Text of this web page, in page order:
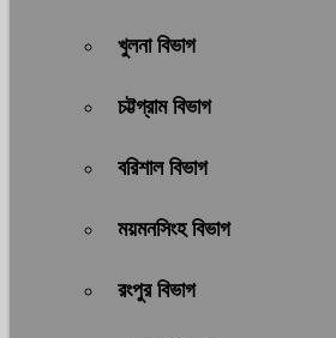
খুলনা বিভাগ
চট্টগ্রাম বিভাগ
বরিশাল বিভাগ
ময়মনসিংহ বিভাগ
রংপুর বিভাগ